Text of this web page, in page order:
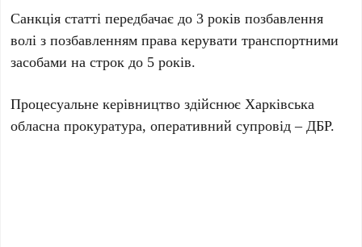
Санкція статті передбачає до 3 років позбавлення
волі з позбавленням права керувати транспортними
засобами на строк до 5 років.
Процесуальне керівництво здійснює Харківська
обласна прокуратура, оперативний супровід – ДБР.